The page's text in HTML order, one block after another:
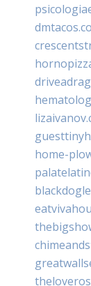
home-